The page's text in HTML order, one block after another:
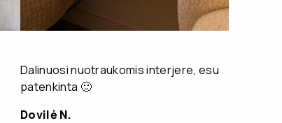
Dalinuosi nuotraukomis interjere, esu
patenkinta 🙂
Dovilė N.